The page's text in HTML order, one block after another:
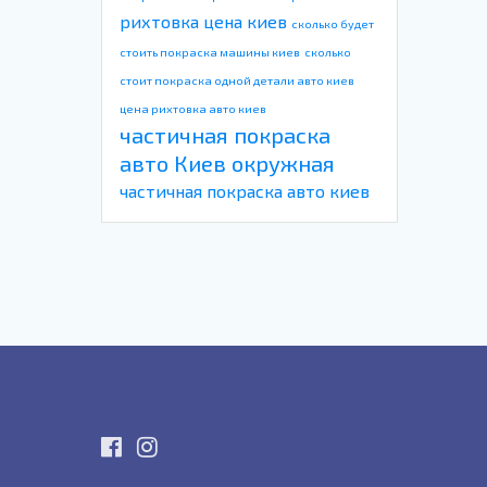
рихтовка цена киев сколько будет
стоить покраска машины киев сколько
стоит покраска одной детали авто киев
цена рихтовка авто киев
частичная покраска
авто Киев окружная
частичная покраска авто киев